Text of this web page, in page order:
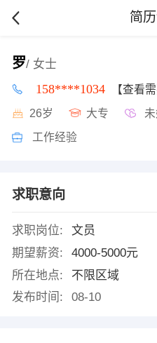
简
罗/ 女士
158****1034 【查看
26岁 大专
工作经验
求职意向
求职岗位:
文员
期望薪资:
4000-5000元
所在地点:
不限区域
发布时间:
08-10